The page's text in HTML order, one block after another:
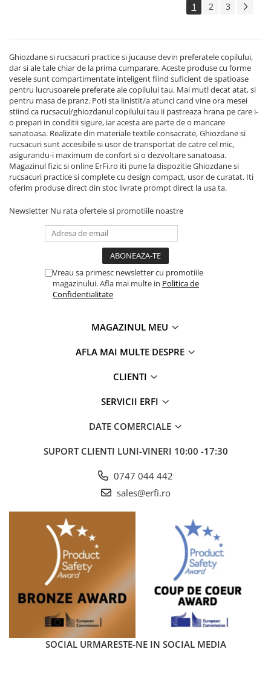
1 2 3
Ghiozdane si rucsacuri practice si jucause devin preferatele copilului,
dar si ale tale chiar de la prima cumparare. Aceste produse cu forme
vesele sunt compartimentate inteligent fiind suficient de spatioase
pentru lucrusoarele preferate ale copilului tau. Mai mutl decat atat, si
pentru masa de pranz. Poti sta linistit/a atunci cand vine ora mesei
stiind ca rucsacul/ghiozdanul copilului tau ii pastreaza hrana pe care i-
o prepari in conditii sigure, iar acesta are parte de o mancare
sanatoasa. Realizate din materiale textile consacrate, Ghiozdane si
rucsacuri sunt accesibile si usor de transportat de catre cel mic,
asigurandu-i maximum de confort si o dezvoltare sanatoasa.
Magazinul fizic si online ErFi.ro iti pune la dispozitie Ghiozdane si
rucsacuri practice si complete cu design compact, usor de curatat. Iti
oferim produse direct din stoc livrate prompt direct la usa ta.
Newsletter Nu rata ofertele si promotiile noastre
Vreau sa primesc newsletter cu promotiile
magazinului. Afla mai multe in Politica de
Confidentialitate
MAGAZINUL MEU
AFLA MAI MULTE DESPRE
CLIENTI
SERVICII ERFI
DATE COMERCIALE
SUPORT CLIENTI LUNI-VINERI 10:00 -17:30
0747 044 442
sales@erfi.ro
SOCIAL URMARESTE-NE IN SOCIAL MEDIA